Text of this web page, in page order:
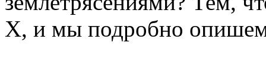
X, и мы подробно